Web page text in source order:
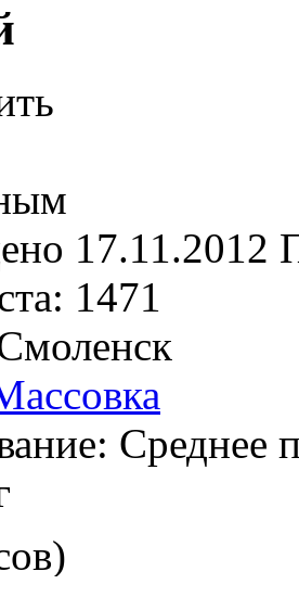
17.11.2012
1471
Среднее